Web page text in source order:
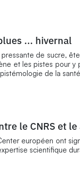
... hivernal
de sucre,
et les pistes pour y
de la
le CNRS et
européen ont
scientifique